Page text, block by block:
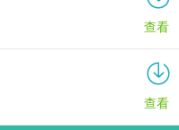
查看
查看